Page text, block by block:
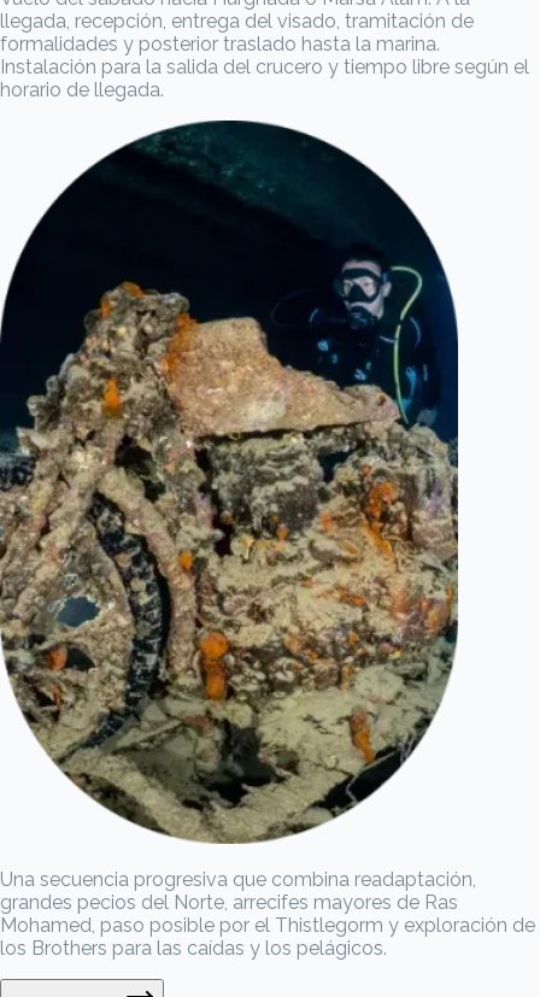
llegada, recepción, entrega del visado, tramitación de
formalidades y posterior traslado hasta la marina.
Instalación para la salida del crucero y tiempo libre según el
horario de llegada.
Una secuencia progresiva que combina readaptación,
grandes pecios del Norte, arrecifes mayores de Ras
Mohamed, paso posible por el Thistlegorm y exploración de
los Brothers para las caídas y los pelágicos.